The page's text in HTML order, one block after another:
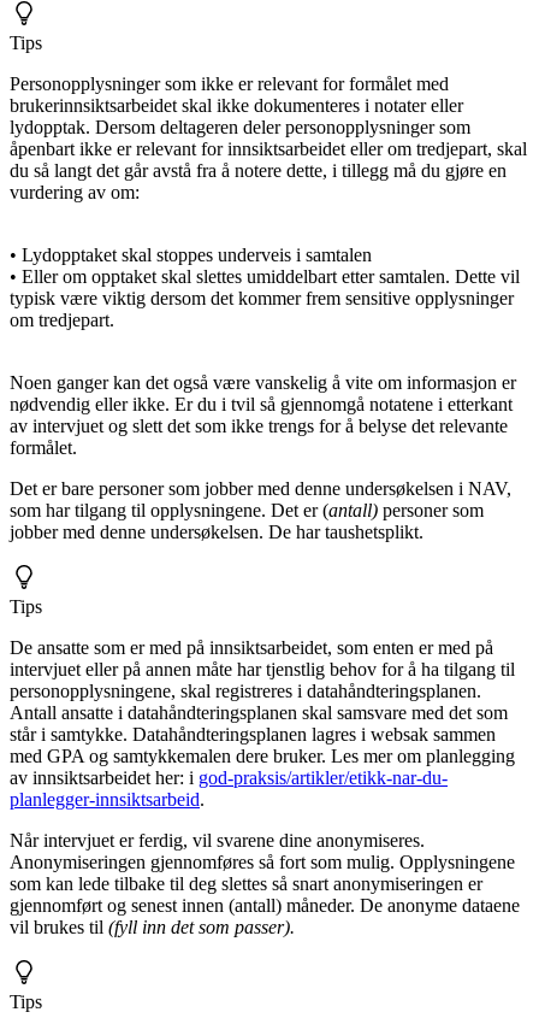
Tips
Personopplysninger som ikke er relevant for formålet med
brukerinnsiktsarbeidet skal ikke dokumenteres i notater eller
lydopptak. Dersom deltageren deler personopplysninger som
åpenbart ikke er relevant for innsiktsarbeidet eller om tredjepart, skal
du så langt det går avstå fra å notere dette, i tillegg må du gjøre en
vurdering av om:
• Lydopptaket skal stoppes underveis i samtalen
• Eller om opptaket skal slettes umiddelbart etter samtalen. Dette vil
typisk være viktig dersom det kommer frem sensitive opplysninger
om tredjepart.
Noen ganger kan det også være vanskelig å vite om informasjon er
nødvendig eller ikke. Er du i tvil så gjennomgå notatene i etterkant
av intervjuet og slett det som ikke trengs for å belyse det relevante
formålet.
Det er bare personer som jobber med denne undersøkelsen i NAV,
som har tilgang til opplysningene. Det er (antall) personer som
jobber med denne undersøkelsen. De har taushetsplikt.
Tips
De ansatte som er med på innsiktsarbeidet, som enten er med på
intervjuet eller på annen måte har tjenstlig behov for å ha tilgang til
personopplysningene, skal registreres i datahåndteringsplanen.
Antall ansatte i datahåndteringsplanen skal samsvare med det som
står i samtykke. Datahåndteringsplanen lagres i websak sammen
med GPA og samtykkemalen dere bruker. Les mer om planlegging
av innsiktsarbeidet her: i god-praksis/artikler/etikk-nar-du-
planlegger-innsiktsarbeid.
Når intervjuet er ferdig, vil svarene dine anonymiseres.
Anonymiseringen gjennomføres så fort som mulig. Opplysningene
som kan lede tilbake til deg slettes så snart anonymiseringen er
gjennomført og senest innen (antall) måneder. De anonyme dataene
vil brukes til (fyll inn det som passer).
Tips